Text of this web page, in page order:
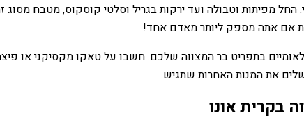
החל מפיתות וטבולה ועד ירקות בגריל וסלטי קוסקוס, מטבח
אם אתה מספק ליותר מאדם אחד!
בתפריט בר המצווה שלכם. חשבו על טאקו מקסיקני או
את המנות האחרות שתגיש.
בקרית אונו